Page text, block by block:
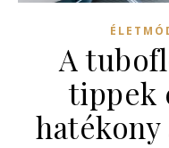
A
tippek
hatékony